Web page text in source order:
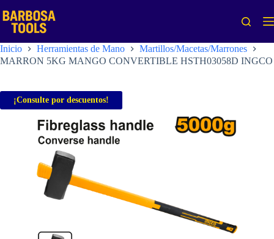
al
contenido
Inicio Herramientas de Mano
Martillos/Macetas/Marrones
MARRON 5KG MANGO CONVERTIBLE HSTH03058D INGCO
¡Consulte por descuentos!